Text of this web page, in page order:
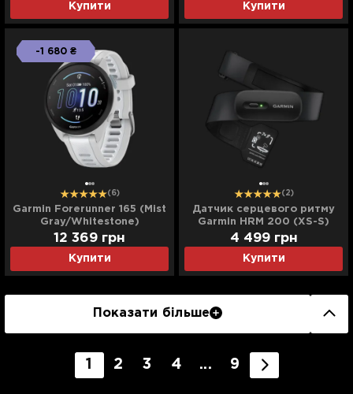
Купити Купити
-1 680 ₴
(6)
Garmin Forerunner 165 (Mist
Gray/Whitestone)
Купити
12 369 грн
(2)
Датчик серцевого ритму
Garmin HRM 200 (XS-S)
(Пульсометр)
Купити
4 499 грн
Показати більше
1 2 3 4 ... 9